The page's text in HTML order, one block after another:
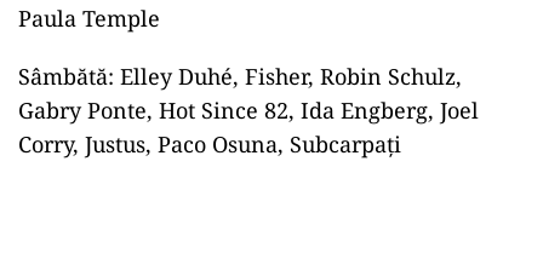
Paula Temple
Sâmbătă: Elley Duhé, Fisher, Robin Schulz,
Gabry Ponte, Hot Since 82, Ida Engberg, Joel
Corry, Justus, Paco Osuna, Subcarpați